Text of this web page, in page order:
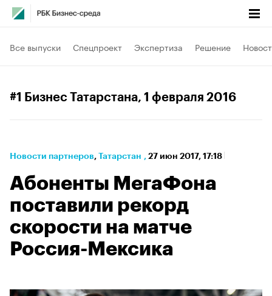
Все выпуски Спецпроект Экспертиза Решение
#1 Бизнес Татарстана, 1 февраля 2016
Новости партнеров⁠, Татарстан , 27 июн 2017, 17:18
Абоненты МегаФона
поставили рекорд
скорости на матче
Россия-Мексика